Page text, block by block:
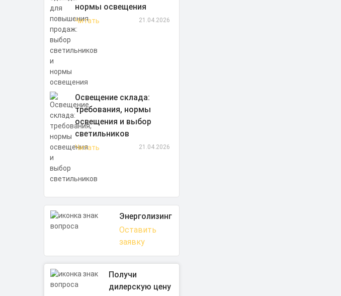
нормы освещения
Читать 21.04.2026
Освещение склада:
требования, нормы
освещения и выбор
светильников
Читать 21.04.2026
Энерголизинг
Оставить
заявку
Получи
дилерскую цену